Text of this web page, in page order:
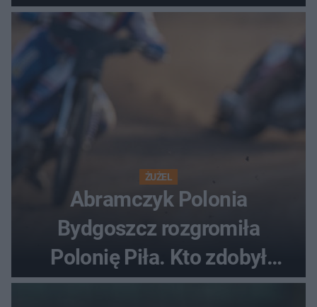
ostatnią porażkę?
ŻUŻEL
Abramczyk Polonia
Bydgoszcz rozgromiła
Polonię Piła. Kto zdobył
najwięcej punktów?